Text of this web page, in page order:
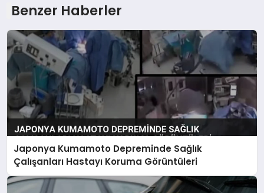
Benzer Haberler
Japonya Kumamoto Depreminde Sağlık
Çalışanları Hastayı Koruma Görüntüleri